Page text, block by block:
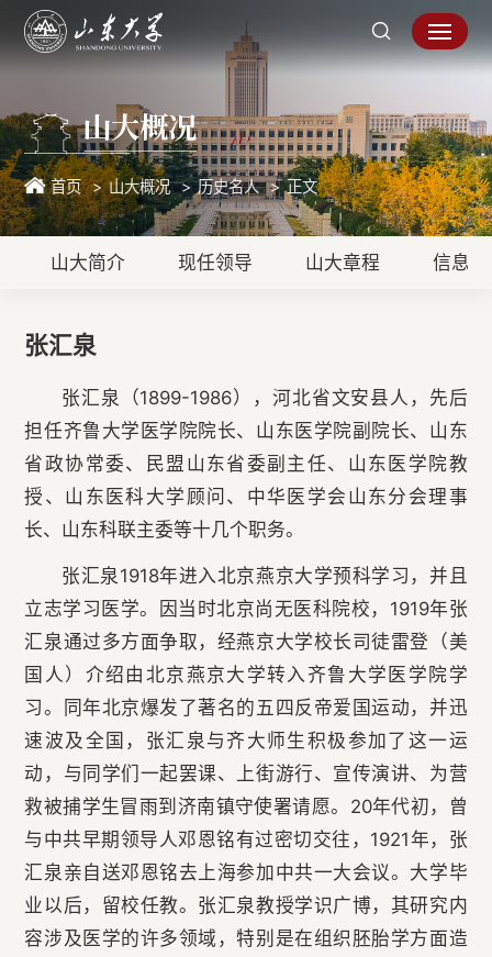
山大概况
首页 山大概况 历史名人 正文
山大简介 现任领导 山大章程 信息
张汇泉
张汇泉（1899-1986），河北省文安县人，先后
担任齐鲁大学医学院院长、山东医学院副院长、山东
省政协常委、民盟山东省委副主任、山东医学院教
授、山东医科大学顾问、中华医学会山东分会理事
长、山东科联主委等十几个职务。
张汇泉1918年进入北京燕京大学预科学习，并且
立志学习医学。因当时北京尚无医科院校，1919年张
汇泉通过多方面争取，经燕京大学校长司徒雷登（美
国人）介绍由北京燕京大学转入齐鲁大学医学院学
习。同年北京爆发了著名的五四反帝爱国运动，并迅
速波及全国，张汇泉与齐大师生积极参加了这一运
动，与同学们一起罢课、上街游行、宣传演讲、为营
救被捕学生冒雨到济南镇守使署请愿。20年代初，曾
与中共早期领导人邓恩铭有过密切交往，1921年，张
汇泉亲自送邓恩铭去上海参加中共一大会议。大学毕
业以后，留校任教。张汇泉教授学识广博，其研究内
容涉及医学的许多领域，特别是在组织胚胎学方面造